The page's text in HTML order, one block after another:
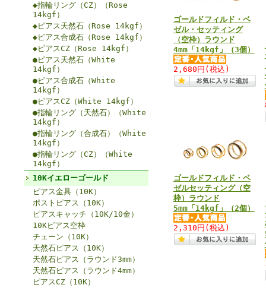
◆指輪リング（CZ）（Rose
14kgf）
◆ピアス天然石（Rose 14kgf）
◆ピアス合成石（Rose 14kgf）
◆ピアスCZ（Rose 14kgf）
●ピアス天然石（White
14kgf）
●ピアス合成石（White
14kgf）
●ピアスCZ（White 14kgf）
●指輪リング（天然石）（White
14kgf）
●指輪リング（合成石）（White
14kgf）
●指輪リング（CZ）（White
14kgf）
10Kイエローゴールド
ピアス金具（10K）
ポストピアス（10K）
ピアスキャッチ（10K/10金）
10Kピアス空枠
チェーン（10K）
天然石ピアス（10K）
天然石ピアス（ラウンド3mm）
天然石ピアス（ラウンド4mm）
ピアスCZ（10K）
ゴールドフィルド・ベ
ゼル・セッティング
（空枠）ラウンド
4mm「14kgf」（3個）
2,680円 (税込)
ゴールドフィルド・ベ
ゼルセッティング（空
枠）ラウンド
5mm「14kgf」（2個）
2,310円 (税込)